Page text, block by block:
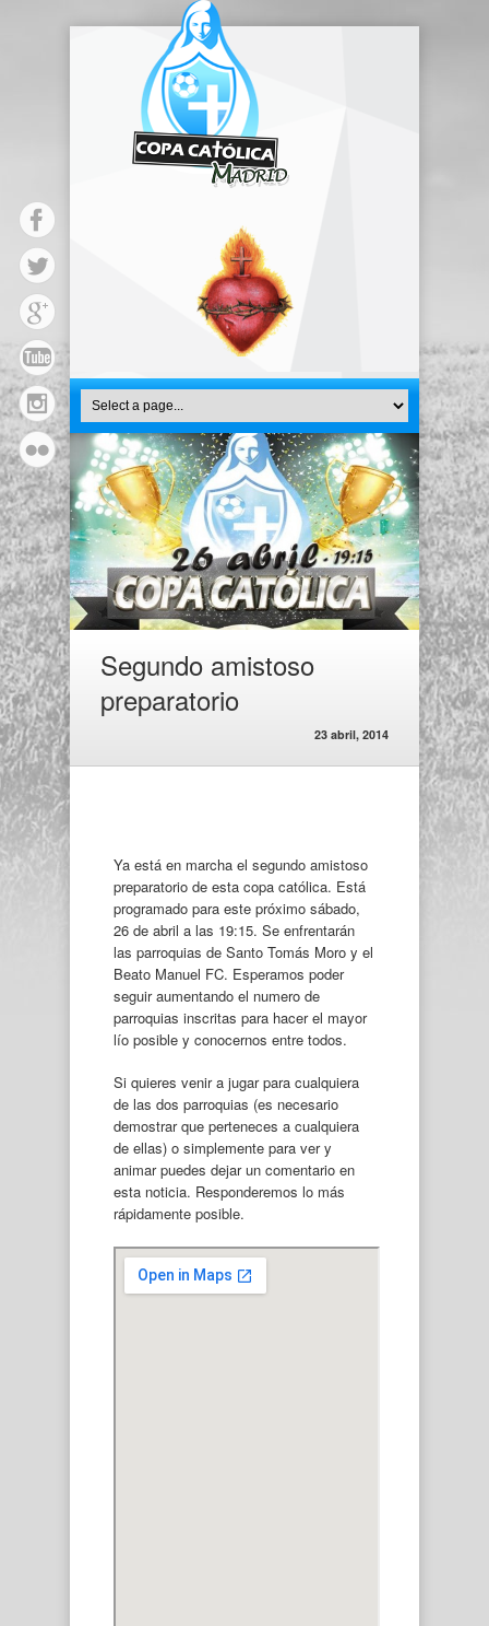
Segundo amistoso
preparatorio
23 abril, 2014
Ya está en marcha el segundo amistoso
preparatorio de esta copa católica. Está
programado para este próximo sábado,
26 de abril a las 19:15. Se enfrentarán
las parroquias de Santo Tomás Moro y el
Beato Manuel FC. Esperamos poder
seguir aumentando el numero de
parroquias inscritas para hacer el mayor
lío posible y conocernos entre todos.
Si quieres venir a jugar para cualquiera
de las dos parroquias (es necesario
demostrar que perteneces a cualquiera
de ellas) o simplemente para ver y
animar puedes dejar un comentario en
esta noticia. Responderemos lo más
rápidamente posible.